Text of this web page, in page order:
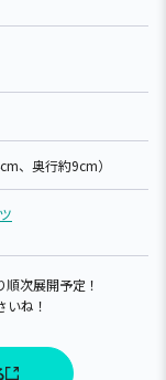
、奥行約9cm）
次展開予定！
ね！